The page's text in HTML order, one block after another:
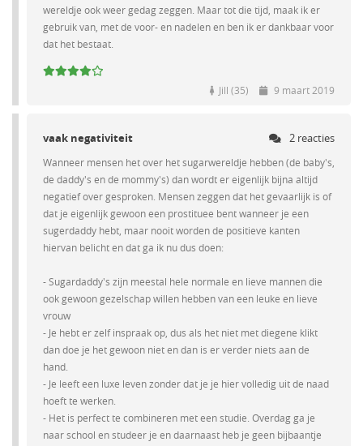
wereldje ook weer gedag zeggen. Maar tot die tijd, maak ik er
gebruik van, met de voor- en nadelen en ben ik er dankbaar voor
dat het bestaat.
Jill (35) 9 maart 2019
vaak negativiteit 2 reacties
Wanneer mensen het over het sugarwereldje hebben (de baby's,
de daddy's en de mommy's) dan wordt er eigenlijk bijna altijd
negatief over gesproken. Mensen zeggen dat het gevaarlijk is of
dat je eigenlijk gewoon een prostituee bent wanneer je een
sugerdaddy hebt, maar nooit worden de positieve kanten
hiervan belicht en dat ga ik nu dus doen:
- Sugardaddy's zijn meestal hele normale en lieve mannen die
ook gewoon gezelschap willen hebben van een leuke en lieve
vrouw
- Je hebt er zelf inspraak op, dus als het niet met diegene klikt
dan doe je het gewoon niet en dan is er verder niets aan de
hand.
- Je leeft een luxe leven zonder dat je je hier volledig uit de naad
hoeft te werken.
- Het is perfect te combineren met een studie. Overdag ga je
naar school en studeer je en daarnaast heb je geen bijbaantje